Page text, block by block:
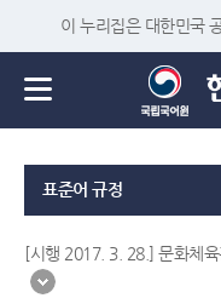
이 누리집은 대한민국
표준어 규정
[시행 2017. 3. 28.] 문화체